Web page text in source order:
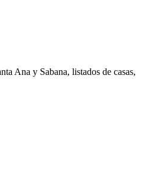
Ana y Sabana, listados de casas,